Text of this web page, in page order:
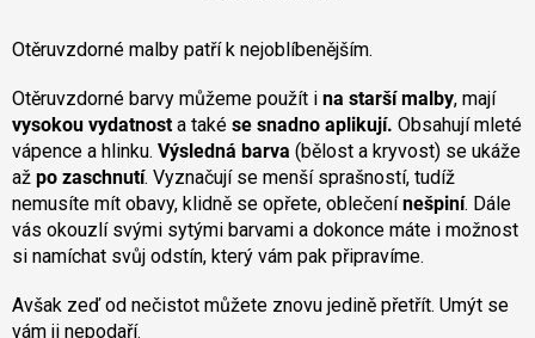
l
d
c
í
p
r
v
k
v
ý
Otěruvzdorné malby patří k nejoblíbenějším.
Otěruvzdorné barvy můžeme použít i na starší malby, mají
vysokou vydatnosta také se snadno aplikují. Obsahují mleté
vápence a hlinku. Výsledná barva (bělost a kryvost) se ukáže
až po zaschnutí. Vyznačují se menší sprašností, tudíž
nemusíte mít obavy, klidně se opřete, oblečenínešpiní. Dále
vás okouzlí svými sytými barvami a dokonce máte i možnost
si namíchat svůj odstín, který vám pak připravíme.
Avšak zeď od nečistot můžete znovu jedině přetřít. Umýt se
vám ji nepodaří